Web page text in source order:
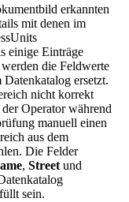
erkannten
mit denen im
einige Einträge
die Feldwerte
Datenkatalog ersetzt.
nicht korrekt
Operator während
manuell einen
aus dem
Die Felder
, Street und
sein.